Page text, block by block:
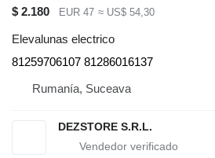
$ 2.180 EUR 47 ≈ US$ 54,30
Elevalunas electrico
81259706107 81286016137
Rumanía, Suceava
DEZSTORE S.R.L.